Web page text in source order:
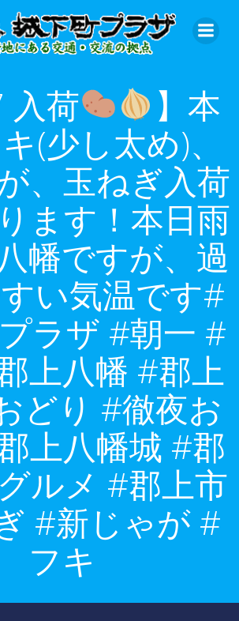
ン
テ
へ
ス
キ
ッ
プ
入荷
】本
(少し太め)、
、玉ねぎ入荷
ます！本日雨
幡ですが、過
い気温です#
ラザ #朝一 #
上八幡 #郡上
どり #徹夜お
上八幡城 #郡
ルメ #郡上市
#新じゃが #
フキ